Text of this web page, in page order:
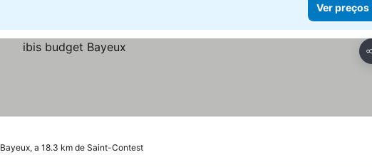
Ver preços
Bayeux, a 18.3 km de Saint-Contest